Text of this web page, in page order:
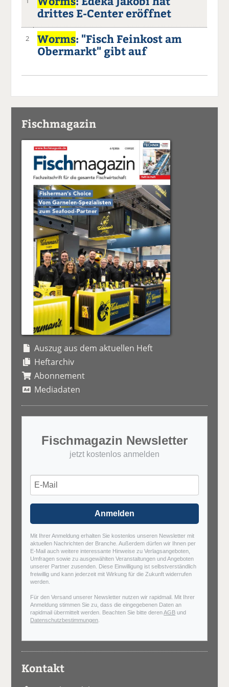
drittes E-Center eröffnet
2 Worms: "Fisch Feinkost am
Obermarkt" gibt auf
Fischmagazin
Auszug aus dem aktuellen Heft
Heftarchiv
Abonnement
Mediadaten
Fischmagazin Newsletter
jetzt kostenlos anmelden
Anmelden
Mit Ihrer Anmeldung erhalten Sie kostenlos unseren Newsletter mit
aktuellen Nachrichten der Branche. Außerdem dürfen wir Ihnen per
E-Mail auch weitere interessante Hinweise zu Verlagsangeboten,
Umfragen sowie zu ausgewählten Veranstaltungen und Angeboten
unserer Partner zusenden. Diese Einwilligung ist selbstverständlich
freiwillig und kann jederzeit mit Wirkung für die Zukunft widerrufen
werden.
Für den Versand unserer Newsletter nutzen wir rapidmail. Mit Ihrer
Anmeldung stimmen Sie zu, dass die eingegebenen Daten an
rapidmail übermittelt werden. Beachten Sie bitte derenAGB und
Datenschutzbestimmungen
Kontakt